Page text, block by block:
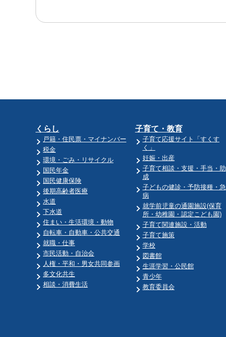
くらし
戸籍・住民票・マイナンバー
税金
環境・ごみ・リサイクル
国民年金
国民健康保険
後期高齢者医療
水道
下水道
住まい・生活環境・動物
自転車・自動車・公共交通
就職・仕事
市民活動・自治会
人権・平和・男女共同参画
多文化共生
相談・消費生活
子育て・教育
子育て応援サイト「すくす
く」
妊娠・出産
子育て相談・支援・手当・助
成
子どもの健診・予防接種・急
病
就学前児童の通園施設(保育
所・幼稚園・認定こども園)
子育て関連施設・活動
子育て施策
学校
図書館
生涯学習・公民館
青少年
教育委員会